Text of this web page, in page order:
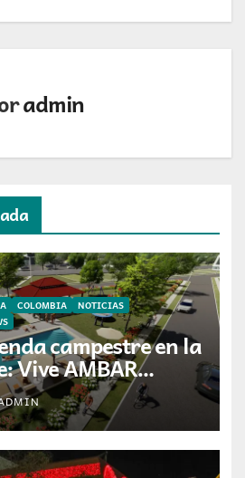
admin
COLOMBIA
NOTICIAS
campestre en la
Vive AMBAR
de
el Cesar